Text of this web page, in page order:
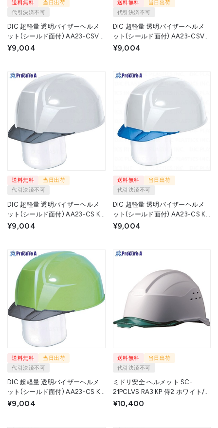
送料無料
当日出荷
代引決済不可
DIC 超軽量 透明バイザーヘルメ
ット(シールド面付) AA23-CSV
KP 白/スモーク AA23-CSV-
¥9,004
送料無料
当日出荷
代引決済不可
DIC 超軽量 透明バイザーヘルメ
ット(シールド面付) AA23-CSV
KP 白/ブルー AA23-CSV-HA8-
¥9,004
送料無料
当日出荷
代引決済不可
DIC 超軽量 透明バイザーヘルメ
ット(シールド面付) AA23-CS KP
白/スモーク AA23-CS-HA8-KP-
¥9,004
送料無料
当日出荷
代引決済不可
DIC 超軽量 透明バイザーヘルメ
ット(シールド面付) AA23-CS KP
白/ブルー AA23-CS-HA8-KP-
¥9,004
送料無料
当日出荷
代引決済不可
DIC 超軽量 透明バイザーヘルメ
ット(シールド面付) AA23-CS KP
フレッシュグリーン/スモーク
¥9,004
送料無料
当日出荷
代引決済不可
ミドリ安全 ヘルメット SC-
21PCLVS RA3 KP 侍2 ホワイト/
グリーン SC-21PCLVSRA3-KP-
¥10,400